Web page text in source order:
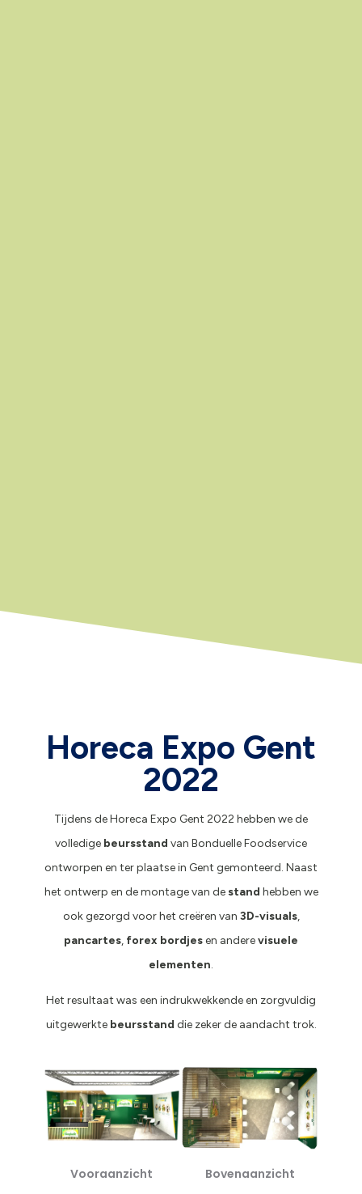
Horeca Expo Gent
2022
Tijdens de Horeca Expo Gent 2022 hebben we de
volledige beursstand van Bonduelle Foodservice
ontworpen en ter plaatse in Gent gemonteerd. Naast
het ontwerp en de montage van destand hebben we
ook gezorgd voor het creëren van 3D-visuals,
pancartes, forex bordjesen anderevisuele
elementen.
Het resultaat was een indrukwekkende en zorgvuldig
uitgewerkte beursstand die zeker de aandacht trok.
Vooraanzicht Bovenaanzicht